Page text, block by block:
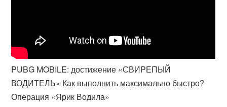
PUBG MOBILE: достижение «СВИРЕПЫЙ
ВОДИТЕЛЬ» Как выполнить максимально быстро?
Операция «Ярик Водила»